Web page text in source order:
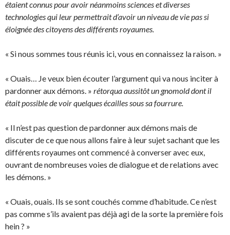
étaient connus pour avoir néanmoins sciences et diverses
technologies qui leur permettrait d’avoir un niveau de vie pas si
éloignée des citoyens des différents royaumes.
« Si nous sommes tous réunis ici, vous en connaissez la raison. »
« Ouais… Je veux bien écouter l’argument qui va nous inciter à
pardonner aux démons. » rétorqua aussitôt un gnomold dont il
était possible de voir quelques écailles sous sa fourrure.
« Il n’est pas question de pardonner aux démons mais de
discuter de ce que nous allons faire à leur sujet sachant que les
différents royaumes ont commencé à converser avec eux,
ouvrant de nombreuses voies de dialogue et de relations avec
les démons. »
« Ouais, ouais. Ils se sont couchés comme d’habitude. Ce n’est
pas comme s’ils avaient pas déjà agi de la sorte la première fois
hein ? »